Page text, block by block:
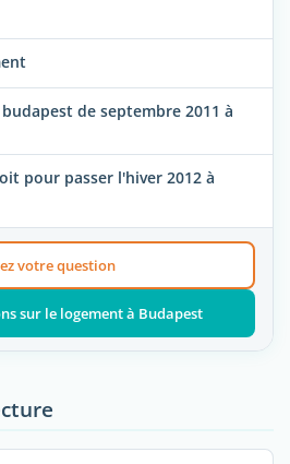
de septembre 2011 à
pour passer l'hiver 2012 à
votre question
sur le logement à Budapest